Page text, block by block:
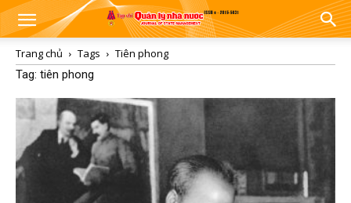
Trang chủ Tags
Tiên phong
Tag: tiên phong